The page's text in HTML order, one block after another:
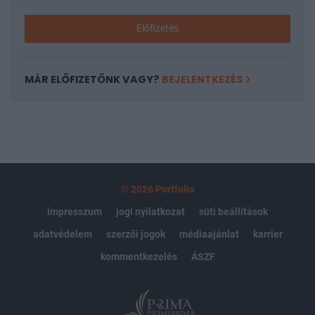
Előfizetés
MÁR ELŐFIZETŐNK VAGY? BEJELENTKEZÉS
© 2026 Portfolio
impresszum
jogi nyilatkozat
süti beállítások
adatvédelem
szerzői jogok médiaajánlat
karrier
kommentkezelés
ÁSZF